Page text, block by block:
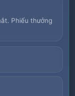
Phiếu thưởng